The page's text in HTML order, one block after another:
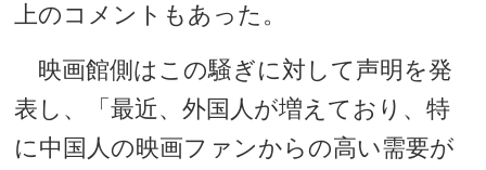
上のコメントもあった。
映画館側はこの騒ぎに対して声明を発
表し、「最近、外国人が増えており、特
に中国人の映画ファンからの高い需要が